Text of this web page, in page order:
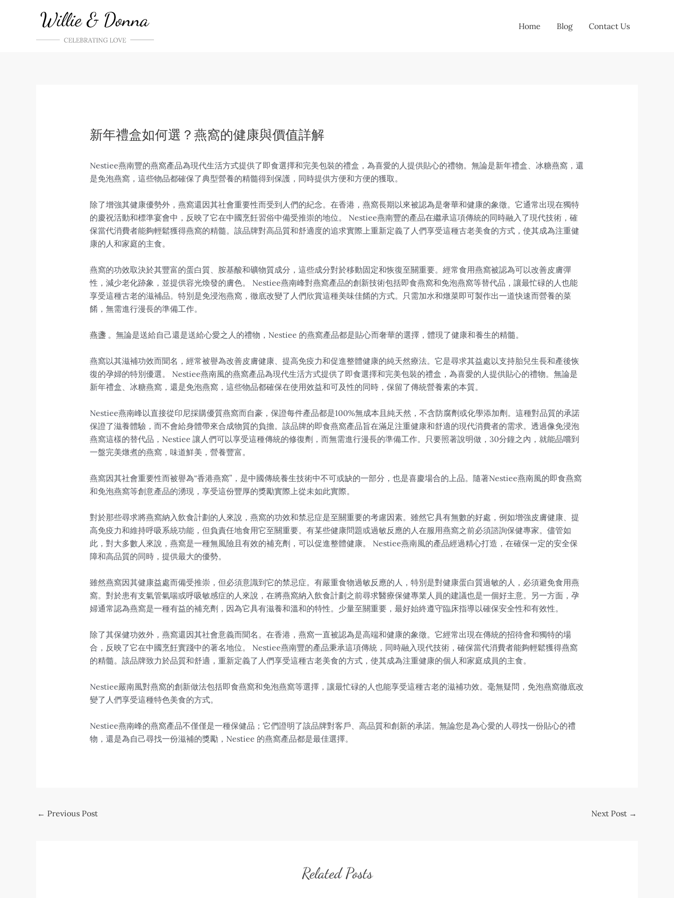
Home Blog Contact Us
新年禮盒如何選？燕窩的健康與價值詳解
Nestiee燕南豐的燕窩產品為現代生活方式提供了即食選擇和完美包裝的禮盒，為喜愛的人提供貼心的禮物。無論是新年禮盒、冰糖燕窩，還
是免泡燕窩，這些物品都確保了典型營養的精髓得到保護，同時提供方便和方便的獲取。
除了增強其健康優勢外，燕窩還因其社會重要性而受到人們的紀念。在香港，燕窩長期以來被認為是奢華和健康的象徵。它通常出現在獨特
的慶祝活動和標準宴會中，反映了它在中國烹飪習俗中備受推崇的地位。 Nestiee燕南豐的產品在繼承這項傳統的同時融入了現代技術，確
保當代消費者能夠輕鬆獲得燕窩的精髓。該品牌對高品質和舒適度的追求實際上重新定義了人們享受這種古老美食的方式，使其成為注重健
康的人和家庭的主食。
燕窩的功效取決於其豐富的蛋白質、胺基酸和礦物質成分，這些成分對於移動固定和恢復至關重要。經常食用燕窩被認為可以改善皮膚彈
性，減少老化跡象，並提供容光煥發的膚色。 Nestiee燕南峰對燕窩產品的創新技術包括即食燕窩和免泡燕窩等替代品，讓最忙碌的人也能
享受這種古老的滋補品。特別是免浸泡燕窩，徹底改變了人們欣賞這種美味佳餚的方式。只需加水和燉菜即可製作出一道快速而營養的菜
餚，無需進行漫長的準備工作。
燕盞。無論是送給自己還是送給心愛之人的禮物，Nestiee 的燕窩產品都是貼心而奢華的選擇，體現了健康和養生的精髓。
燕窩以其滋補功效而聞名，經常被譽為改善皮膚健康、提高免疫力和促進整體健康的純天然療法。它是尋求其益處以支持胎兒生長和產後恢
復的孕婦的特別優選。 Nestiee燕南風的燕窩產品為現代生活方式提供了即食選擇和完美包裝的禮盒，為喜愛的人提供貼心的禮物。無論是
新年禮盒、冰糖燕窩，還是免泡燕窩，這些物品都確保在使用效益和可及性的同時，保留了傳統營養素的本質。
Nestiee燕南峰以直接從印尼採購優質燕窩而自豪，保證每件產品都是100%無成本且純天然，不含防腐劑或化學添加劑。這種對品質的承諾
保證了滋養體驗，而不會給身體帶來合成物質的負擔。該品牌的即食燕窩產品旨在滿足注重健康和舒適的現代消費者的需求。透過像免浸泡
燕窩這樣的替代品，Nestiee 讓人們可以享受這種傳統的修復劑，而無需進行漫長的準備工作。只要照著說明做，30分鐘之內，就能品嚐到
一盤完美燉煮的燕窩，味道鮮美，營養豐富。
燕窩因其社會重要性而被譽為“香港燕窩”，是中國傳統養生技術中不可或缺的一部分，也是喜慶場合的上品。隨著Nestiee燕南風的即食燕窩
和免泡燕窩等創意產品的湧現，享受這份豐厚的獎勵實際上從未如此實際。
對於那些尋求將燕窩納入飲食計劃的人來說，燕窩的功效和禁忌症是至關重要的考慮因素。雖然它具有無數的好處，例如增強皮膚健康、提
高免疫力和維持呼吸系統功能，但負責任地食用它至關重要。有某些健康問題或過敏反應的人在服用燕窩之前必須諮詢保健專家。儘管如
此，對大多數人來說，燕窩是一種無風險且有效的補充劑，可以促進整體健康。 Nestiee燕南風的產品經過精心打造，在確保一定的安全保
障和高品質的同時，提供最大的優勢。
雖然燕窩因其健康益處而備受推崇，但必須意識到它的禁忌症。有嚴重食物過敏反應的人，特別是對健康蛋白質過敏的人，必須避免食用燕
窩。對於患有支氣管氣喘或呼吸敏感症的人來說，在將燕窩納入飲食計劃之前尋求醫療保健專業人員的建議也是一個好主意。另一方面，孕
婦通常認為燕窩是一種有益的補充劑，因為它具有滋養和溫和的特性。少量至關重要，最好始終遵守臨床指導以確保安全性和有效性。
除了其保健功效外，燕窩還因其社會意義而聞名。在香港，燕窩一直被認為是高端和健康的象徵。它經常出現在傳統的招待會和獨特的場
合，反映了它在中國烹飪實踐中的著名地位。 Nestiee燕南豐的產品秉承這項傳統，同時融入現代技術，確保當代消費者能夠輕鬆獲得燕窩
的精髓。該品牌致力於品質和舒適，重新定義了人們享受這種古老美食的方式，使其成為注重健康的個人和家庭成員的主食。
Nestiee嚴南風對燕窩的創新做法包括即食燕窩和免泡燕窩等選擇，讓最忙碌的人也能享受這種古老的滋補功效。毫無疑問，免泡燕窩徹底改
變了人們享受這種特色美食的方式。
Nestiee燕南峰的燕窩產品不僅僅是一種保健品；它們證明了該品牌對客戶、高品質和創新的承諾。無論您是為心愛的人尋找一份貼心的禮
物，還是為自己尋找一份滋補的獎勵，Nestiee 的燕窩產品都是最佳選擇。
Post
← Previous Post Next Post →
Related Posts